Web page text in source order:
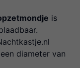
is
diameter van